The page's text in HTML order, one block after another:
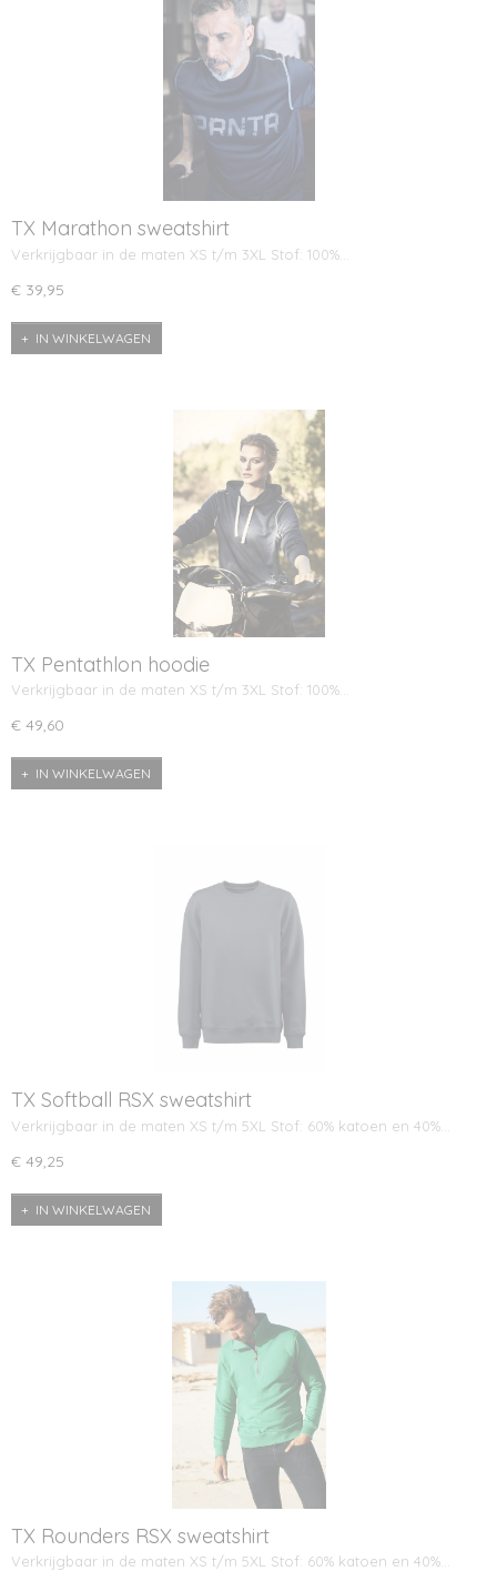
TX Marathon sweatshirt
Verkrijgbaar in de maten XS t/m 3XL Stof: 100%…
€ 39,95
IN WINKELWAGEN
TX Pentathlon hoodie
Verkrijgbaar in de maten XS t/m 3XL Stof: 100%…
€ 49,60
IN WINKELWAGEN
TX Softball RSX sweatshirt
Verkrijgbaar in de maten XS t/m 5XL Stof: 60% katoen en 40%…
€ 49,25
IN WINKELWAGEN
TX Rounders RSX sweatshirt
Verkrijgbaar in de maten XS t/m 5XL Stof: 60% katoen en 40%…